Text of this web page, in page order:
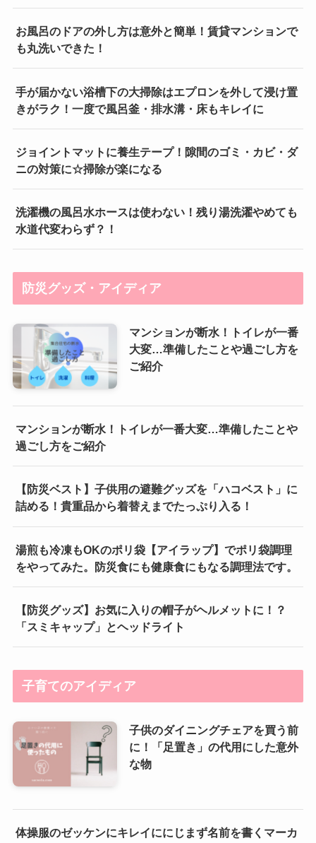
お風呂のドアの外し方は意外と簡単！賃貸マンションで
も丸洗いできた！
手が届かない浴槽下の大掃除はエプロンを外して浸け置
きがラク！一度で風呂釜・排水溝・床もキレイに
ジョイントマットに養生テープ！隙間のゴミ・カビ・ダ
ニの対策に☆掃除が楽になる
洗濯機の風呂水ホースは使わない！残り湯洗濯やめても
水道代変わらず？！
防災グッズ・アイディア
マンションが断水！トイレが一番
大変…準備したことや過ごし方を
ご紹介
マンションが断水！トイレが一番大変…準備したことや
過ごし方をご紹介
【防災ベスト】子供用の避難グッズを「ハコベスト」に
詰める！貴重品から着替えまでたっぷり入る！
湯煎も冷凍もOKのポリ袋【アイラップ】でポリ袋調理
をやってみた。防災食にも健康食にもなる調理法です。
【防災グッズ】お気に入りの帽子がヘルメットに！？
「スミキャップ」とヘッドライト
子育てのアイディア
子供のダイニングチェアを買う前
に！「足置き」の代用にした意外
な物
体操服のゼッケンにキレイににじまず名前を書くマーカ